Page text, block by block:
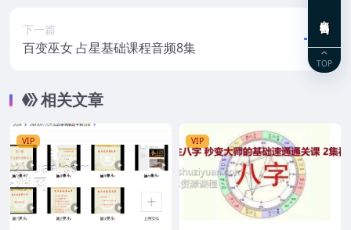
下一篇
百变巫女 占星基础课程音频8集
相关文章
VIP VIP
TOP